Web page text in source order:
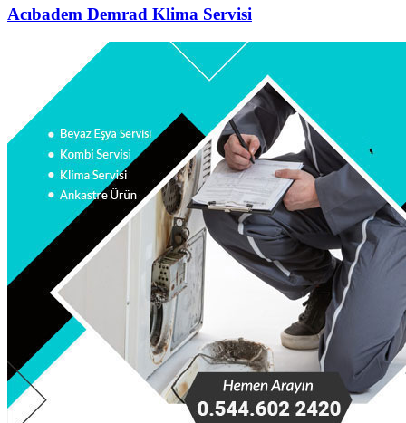
Acıbadem Demrad Klima Servisi